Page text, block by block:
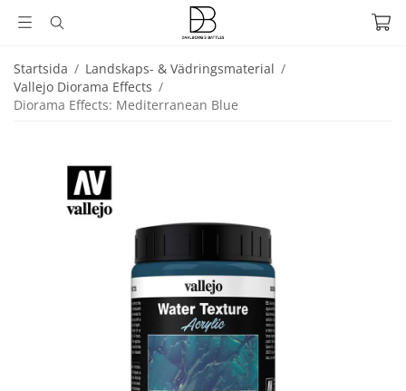
Startsida / Landskaps- & Vädringsmaterial /
Vallejo Diorama Effects /
Diorama Effects: Mediterranean Blue